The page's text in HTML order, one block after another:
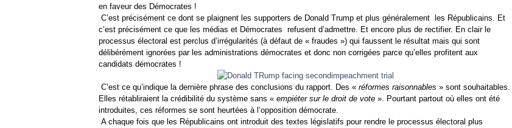
en faveur des Démocrates !
C’est précisément ce dont se plaignent les supporters de Donald Trump et plus généralement
les Républicains. Et
c’est précisément ce que les médias et Démocrates refusent d’admettre. Et encore plus de rectifier. En clair le
processus électoral est perclus d’irrégularités (à défaut de « fraudes ») qui faussent le résultat mais qui sont
délibérément ignorées par les administrations démocrates et donc non corrigées parce qu’elles profitent aux
candidats démocrates !
C’est ce qu’indique la dernière phrase des conclusions du rapport. Des « réformes raisonnables » sont souhaitables.
Elles rétabliraient la crédibilité du système sans « empiéter sur le droit de vote ». Pourtant partout où elles ont été
introduites, ces réformes se sont heurtées à l’opposition démocrate.
A chaque fois que les Républicains ont introduit des textes législatifs pour rendre le processus électoral plus